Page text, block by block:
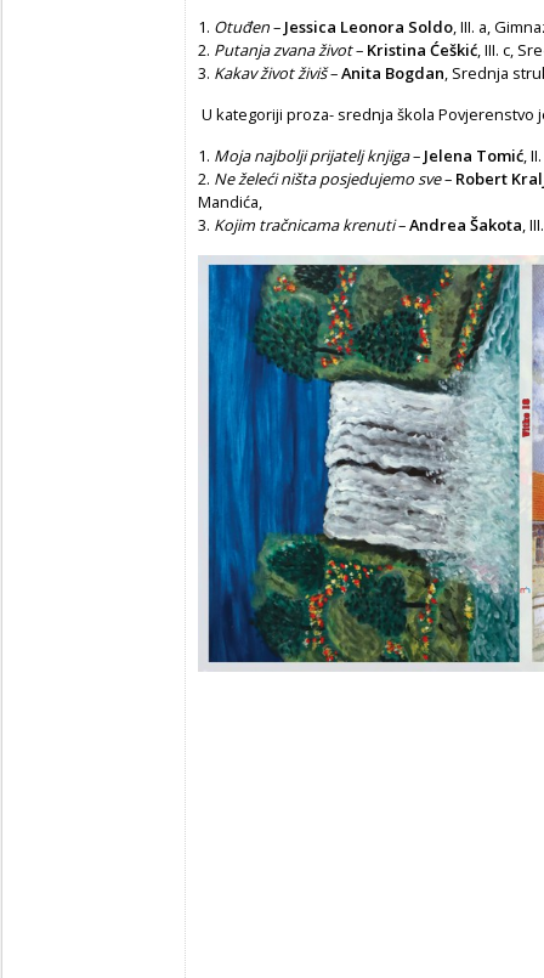
1. Otuđen– Jessica Leonora Soldo , III. a,
2. Putanja zvana život– Kristina Ćeškić , III. c,
3. Kakav život živiš–Anita Bogdan , Srednja
U kategoriji proza- srednja škola Povjerenstvo
1. Moja najbolji prijatelj knjiga– Jelena Tomić ,
2. Ne želeći ništa posjedujemo sve– Robert
Mandića,
3. Kojim tračnicama krenuti–Andrea Šakota ,